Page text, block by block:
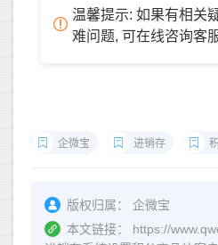
温馨提示: 如果有相关
难问题, 可在线咨询客
企微宝 进销存
版权归属：
企微宝
本文链接：
https://